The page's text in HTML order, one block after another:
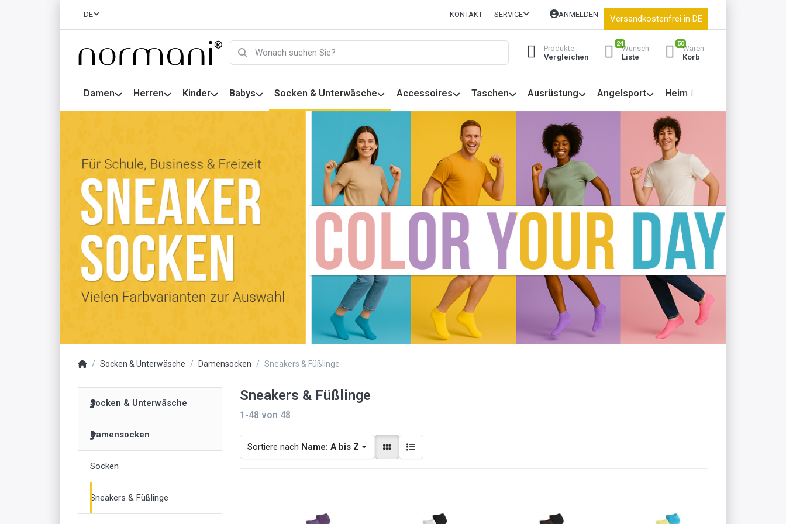
DE KONTAKT SERVICE ANMELDEN Versandkostenfrei in DE
Produkte
Vergleichen
24
Wunsch
Liste
50
Waren
Korb
Damen Herren Kinder Babys Socken & Unterwäsche Accessoires Taschen Ausrüstung Angelsport Heim & Garten
Socken & Unterwäsche Damensocken Sneakers & Füßlinge
Socken & Unterwäsche
Damensocken
Socken
Sneakers & Füßlinge
Sneakers & Füßlinge
1-48 von 48
Sortiere nach Name: A bis Z